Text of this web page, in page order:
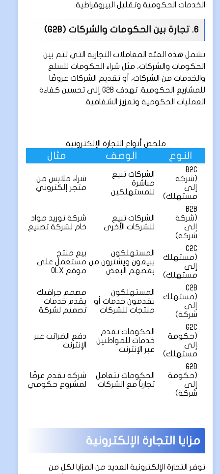
الخدمات الحكومية وتقليل البيروقراطية.
6. تجارة بين الحكومات والشركات (G2B)
تشمل هذه الفئة المعاملات التجارية التي تتم بين
الحكومات والشركات، مثل شراء الحكومات للسلع
والخدمات من الشركات، أو تقديم الشركات عروضًا
للمشاريع الحكومية. تهدف G2B إلى تحسين كفاءة
العمليات الحكومية وتعزيز الشفافية.
ملخص أنواع التجارة الإلكترونية
النوع الوصف مثال
B2C
(شركة
إلى
مستهلك)
الشركات تبيع
مباشرة
للمستهلكين
شراء ملابس من
متجر إلكتروني
B2B
(شركة
إلى
شركة)
الشركات تبيع
للشركات الأخرى
شركة توريد مواد
خام لشركة تصنيع
C2C
(مستهلك
إلى
مستهلك)
المستهلكون
يبيعون ويشترون من
بعضهم البعض
بيع منتج
مستعمل على
موقع OLX
C2B
(مستهلك
إلى
شركة)
المستهلكون
يقدمون خدمات أو
منتجات للشركات
مصمم جرافيك
يقدم خدمات
تصميم لشركة
G2C
(حكومة
إلى
مستهلك)
الحكومات تقدم
خدمات للمواطنين
عبر الإنترنت
دفع الضرائب عبر
الإنترنت
G2B
(حكومة
إلى
شركة)
الحكومات تتعامل
تجارياً مع الشركات
شركة تقدم عرضًا
لمشروع حكومي
مزايا التجارة الإلكترونية
توفر التجارة الإلكترونية العديد من المزايا لكل من